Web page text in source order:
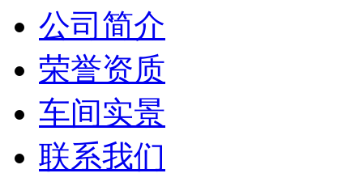
公司简介
荣誉资质
车间实景
联系我们